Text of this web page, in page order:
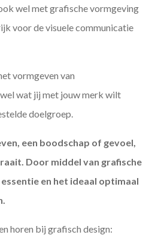
wel met grafische vormgeving
voor de visuele communicatie
vormgeven van
wat jij met jouw merk wilt
doelgroep.
een boodschap of gevoel,
Door middel van grafische
en het ideaal optimaal
horen bij grafisch design: